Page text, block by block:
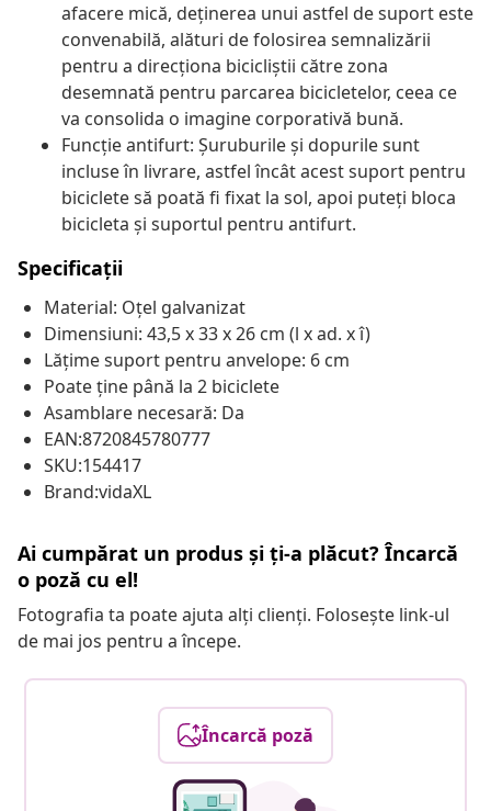
afacere mică, deținerea unui astfel de suport este
convenabilă, alături de folosirea semnalizării
pentru a direcționa bicicliștii către zona
desemnată pentru parcarea bicicletelor, ceea ce
va consolida o imagine corporativă bună.
Funcție antifurt: Șuruburile și dopurile sunt
incluse în livrare, astfel încât acest suport pentru
biciclete să poată fi fixat la sol, apoi puteți bloca
bicicleta și suportul pentru antifurt.
Specificații
Material: Oțel galvanizat
Dimensiuni: 43,5 x 33 x 26 cm (l x ad. x î)
Lățime suport pentru anvelope: 6 cm
Poate ține până la 2 biciclete
Asamblare necesară: Da
EAN:8720845780777
SKU:154417
Brand:vidaXL
Ai cumpărat un produs și ți-a plăcut? Încarcă
o poză cu el!
Fotografia ta poate ajuta alți clienți. Folosește link-ul
de mai jos pentru a începe.
Încarcă poză